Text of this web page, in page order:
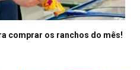
comprar os ranchos do mês!